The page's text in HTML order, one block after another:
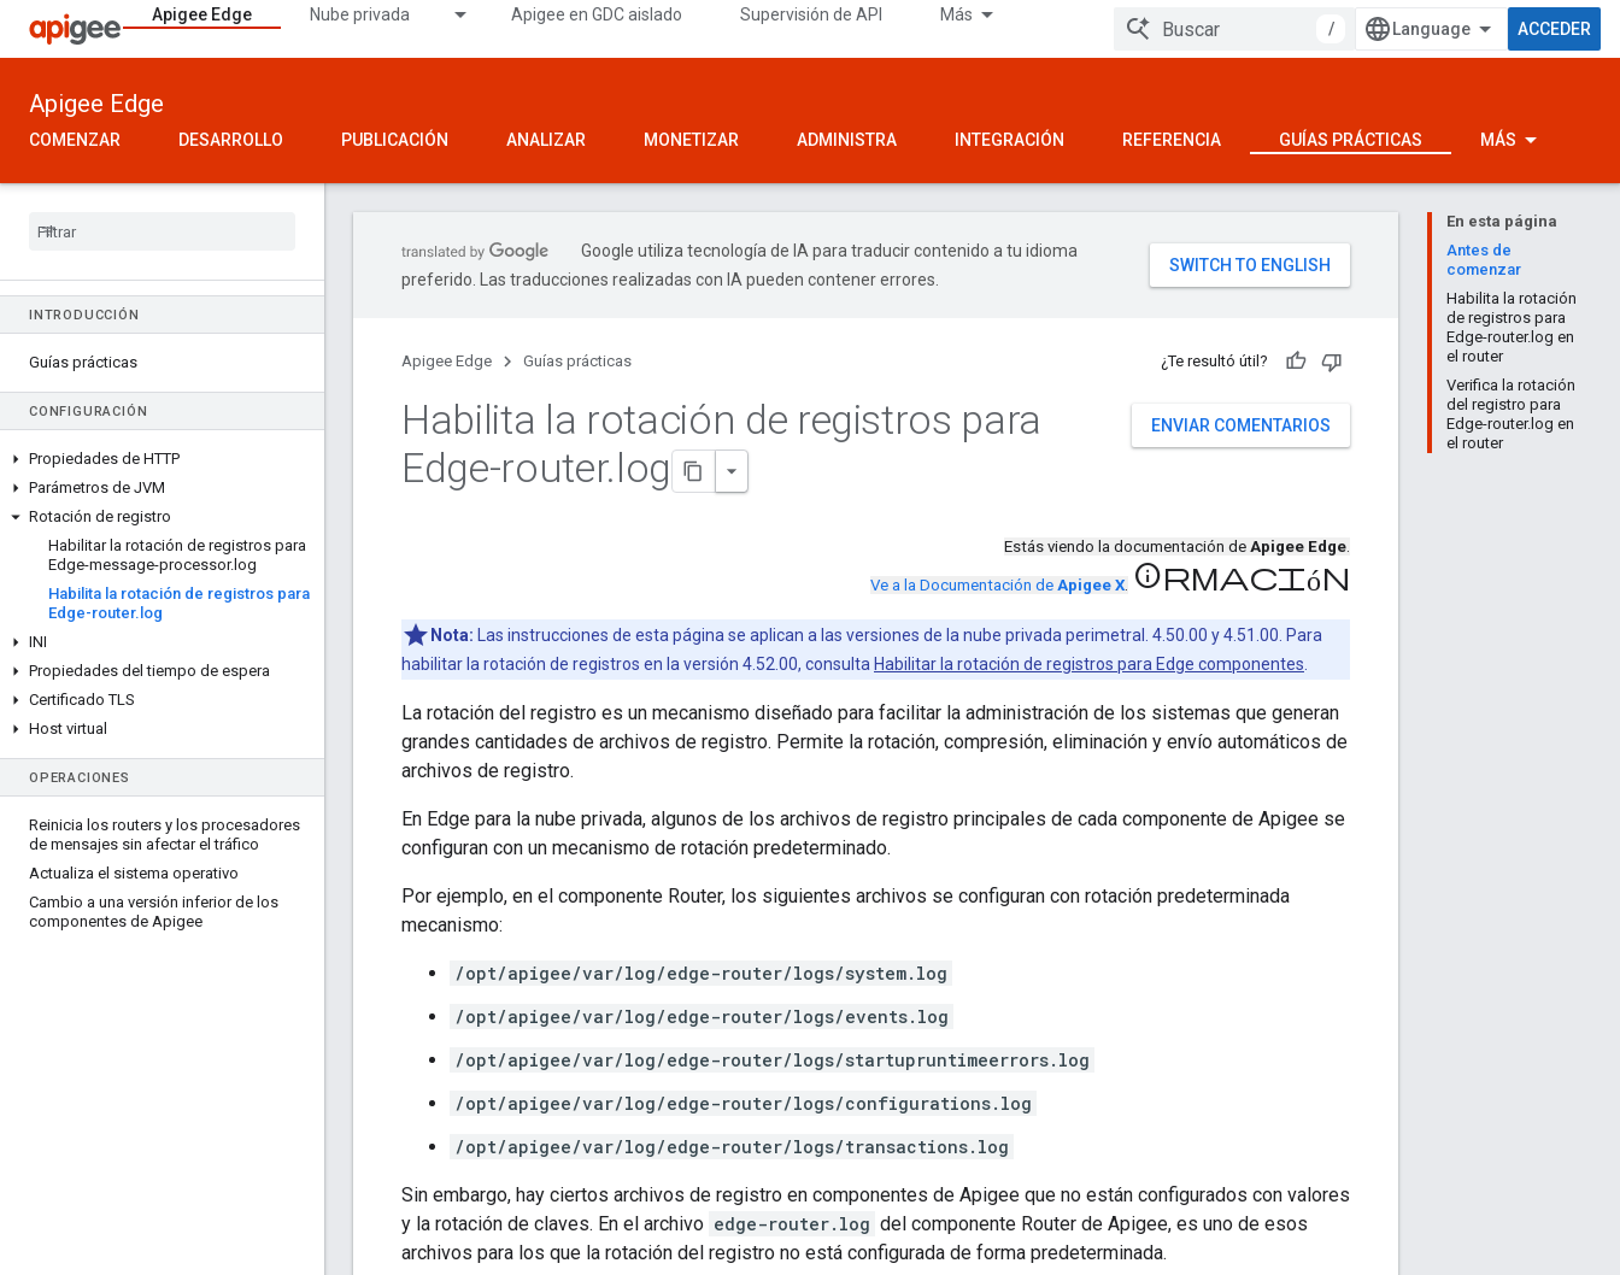
Apigee Edge Nube privada Apigee en GDC aislado Supervisión de API Más
/ ACCEDER
Apigee Edge
COMENZAR DESARROLLO PUBLICACIÓN ANALIZAR MONETIZAR ADMINISTRA INTEGRACIÓN REFERENCIA GUÍAS PRÁCTICAS MÁS
INTRODUCCIÓN
Guías prácticas
CONFIGURACIÓN
Propiedades de HTTP
Parámetros de JVM
Rotación de registro
Habilitar la rotación de registros para
Edge-message-processor. log
Habilita la rotación de registros para
Edge-router. log
INI
Propiedades del tiempo de espera
Certificado TLS
Host virtual
OPERACIONES
Reinicia los routers y los procesadores
de mensajes sin afectar el tráfico
Actualiza el sistema operativo
Cambio a una versión inferior de los
componentes de Apigee
En esta página
Antes de
comenzar
Habilita la rotación
de registros para
Edge-router.log en
el router
Verifica la rotación
del registro para
Edge-router.log en
el router
Google utiliza tecnología de IA para traducir contenido a tu idioma
preferido. Las traducciones realizadas con IA pueden contener errores.
Apigee Edge Guías prácticas ¿Te resultó útil?
ENVIAR COMENTARIOS
Habilita la rotación de registros para
Edge-router.log
Estás viendo la documentación de Apigee Edge.
Ve a la Documentación de Apigee X. información
Nota: Las instrucciones de esta página se aplican a las versiones de la nube privada perimetral. 4.50.00 y 4.51.00. Para
habilitar la rotación de registros en la versión 4.52.00, consulta Habilitar la rotación de registros para Edge componentes
La rotación del registro es un mecanismo diseñado para facilitar la administración de los sistemas que generan
grandes cantidades de archivos de registro. Permite la rotación, compresión, eliminación y envío automáticos de
archivos de registro.
En Edge para la nube privada, algunos de los archivos de registro principales de cada componente de Apigee se
configuran con un mecanismo de rotación predeterminado.
Por ejemplo, en el componente Router, los siguientes archivos se configuran con rotación predeterminada
mecanismo:
/opt/apigee/var/log/edge-router/logs/system.log
/opt/apigee/var/log/edge-router/logs/events.log
/opt/apigee/var/log/edge-router/logs/startupruntimeerrors.log
/opt/apigee/var/log/edge-router/logs/configurations.log
/opt/apigee/var/log/edge-router/logs/transactions.log
Sin embargo, hay ciertos archivos de registro en componentes de Apigee que no están configurados con valores
y la rotación de claves. En el archivo edge-router.log del componente Router de Apigee, es uno de esos
archivos para los que la rotación del registro no está configurada de forma predeterminada.